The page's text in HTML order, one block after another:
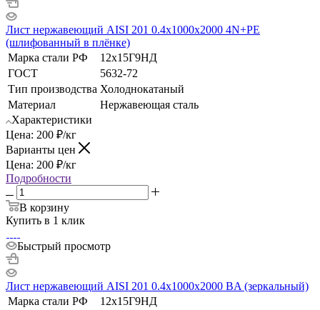
Лист нержавеющий AISI 201 0.4х1000х2000 4N+РЕ
(шлифованный в плёнке)
Марка стали РФ
12х15Г9НД
ГОСТ
5632-72
Тип производства Холоднокатаный
Материал
Нержавеющая сталь
Характеристики
Цена: 200 ₽/кг
Варианты цен
Цена: 200 ₽/кг
Подробности
В корзину
Купить в 1 клик
Быстрый просмотр
Лист нержавеющий AISI 201 0.4х1000х2000 BA (зеркальный)
Марка стали РФ
12х15Г9НД